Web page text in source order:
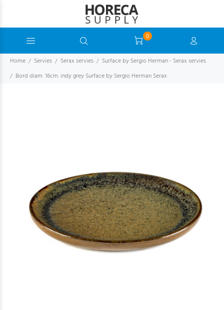
0
Home Servies Serax servies
Surface by Sergio Herman - Serax servies
Bord diam. 16cm. indy grey Surface by Sergio Herman Serax